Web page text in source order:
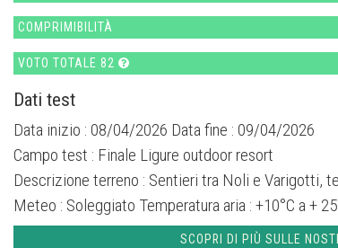
COMPRIMIBILITÀ
VOTO TOTALE 82
Dati test
Data inizio : 08/04/2026 Data fine : 09/04/2026
Campo test : Finale Ligure outdoor resort
Descrizione terreno : Sentieri tra Noli e Varigotti,
Meteo : Soleggiato Temperatura aria : +10°C a +
SCOPRI DI PIÙ SULLE